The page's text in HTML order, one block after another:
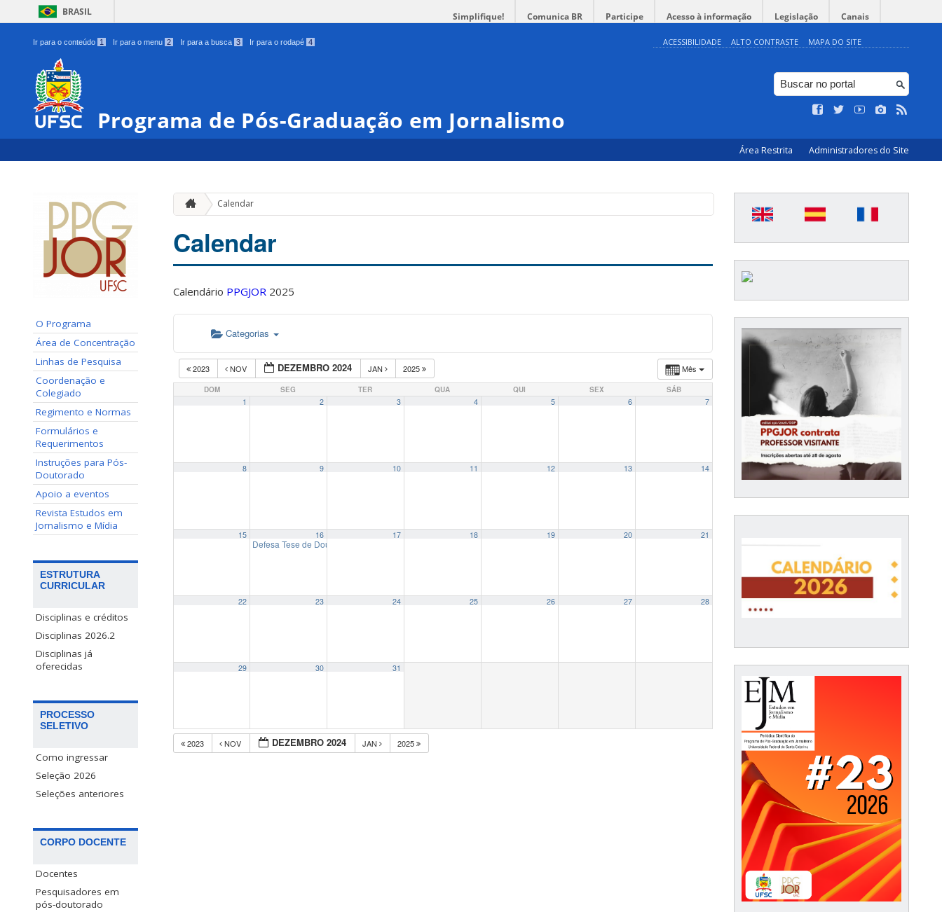
BRASIL Simplifique! Comunica BR Participe Acesso à informação Legislação Canais
Ir para o conteúdo 1 Ir para o menu 2 Ir para a busca 3 Ir para o rodapé 4 ACESSIBILIDADE ALTO CONTRASTE MAPA DO SITE
Programa de Pós-Graduação em Jornalismo
Área Restrita Administradores do Site
O Programa
Área de Concentração
Linhas de Pesquisa
Coordenação e
Colegiado
Regimento e Normas
Formulários e
Requerimentos
Instruções para Pós-
Doutorado
Apoio a eventos
Revista Estudos em
Jornalismo e Mídia
ESTRUTURA
CURRICULAR
Disciplinas e créditos
Disciplinas 2026.2
Disciplinas já
oferecidas
PROCESSO
SELETIVO
Como ingressar
Seleção 2026
Seleções anteriores
CORPO DOCENTE
Docentes
Pesquisadores em
pós-doutorado
Calendar
Calendar
Calendário PPGJOR 2025
Categorias
Mês
2023 NOV DEZEMBRO 2024 JAN 2025
DOM SEG TER QUA QUI SEX SÁB
1 2 3 4 5 6 7
8 9 10 11 12 13 14
15 16
Defesa Tese de Doutorado Juliana Freire Bezerra
17 18 19 20 21
22 23 24 25 26 27 28
29 30 31
2023 NOV DEZEMBRO 2024 JAN 2025